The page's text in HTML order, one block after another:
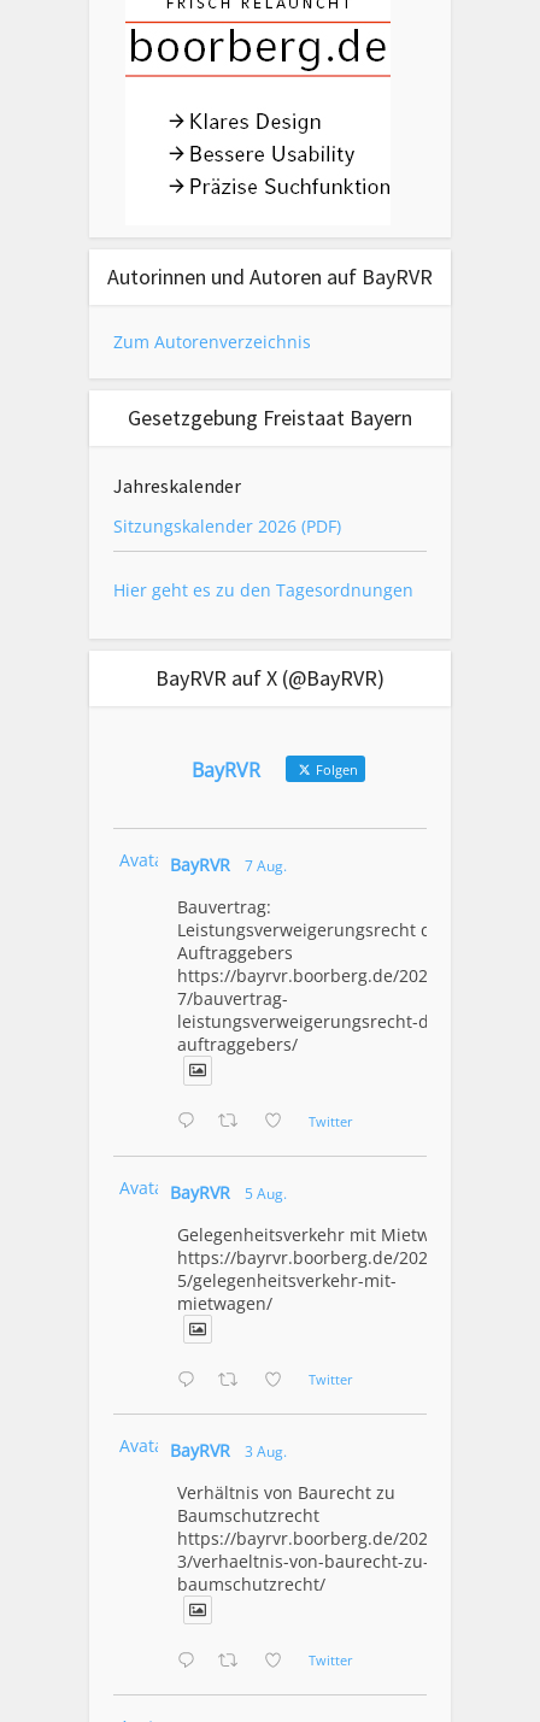
Autorinnen und Autoren auf BayRVR
Zum Autorenverzeichnis
Gesetzgebung Freistaat Bayern
Jahreskalender
Sitzungskalender 2026 (PDF)
Hier geht es zu den Tagesordnungen
BayRVR auf X (@BayRVR)
BayRVR Folgen
Avatar BayRVR 7 Aug.
Bauvertrag:
Leistungsverweigerungsrecht des
Auftraggebers
https://bayrvr.boorberg.de/2026/08/0
7/bauvertrag-
leistungsverweigerungsrecht-des-
auftraggebers/
Twitter
Avatar BayRVR 5 Aug.
Gelegenheitsverkehr mit Mietwagen
https://bayrvr.boorberg.de/2026/08/0
5/gelegenheitsverkehr-mit-
mietwagen/
Twitter
Avatar BayRVR 3 Aug.
Verhältnis von Baurecht zu
Baumschutzrecht
https://bayrvr.boorberg.de/2026/08/0
3/verhaeltnis-von-baurecht-zu-
baumschutzrecht/
Twitter